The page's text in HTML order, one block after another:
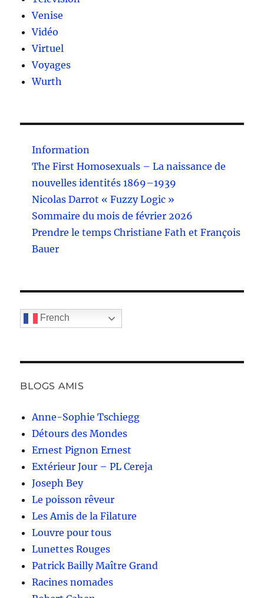
Venise
Vidéo
Virtuel
Voyages
Wurth
Information
The First Homosexuals – La naissance de
nouvelles identités 1869–1939
Nicolas Darrot « Fuzzy Logic »
Sommaire du mois de février 2026
Prendre le temps Christiane Fath et François
Bauer
French
BLOGS AMIS
Anne-Sophie Tschiegg
Détours des Mondes
Ernest Pignon Ernest
Extérieur Jour – PL Cereja
Joseph Bey
Le poisson rêveur
Les Amis de la Filature
Louvre pour tous
Lunettes Rouges
Patrick Bailly Maître Grand
Racines nomades